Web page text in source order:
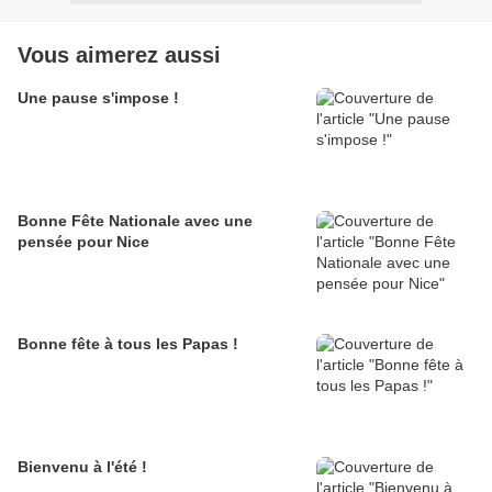
Vous aimerez aussi
Une pause s'impose !
Bonne Fête Nationale avec une
pensée pour Nice
Bonne fête à tous les Papas !
Bienvenu à l'été !